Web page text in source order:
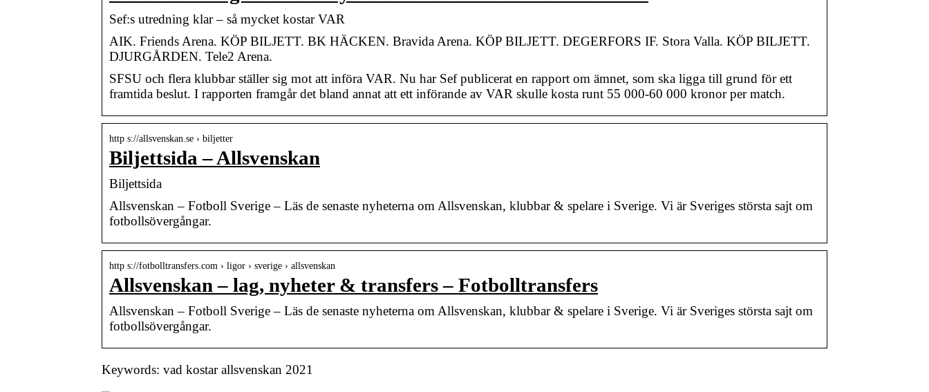
Sef:s utredning klar – så mycket kostar VAR
AIK. Friends Arena. KÖP BILJETT. BK HÄCKEN. Bravida Arena. KÖP BILJETT. DEGERFORS IF. Stora Valla. KÖP BILJETT.
DJURGÅRDEN. Tele2 Arena.
SFSU och flera klubbar ställer sig mot att införa VAR. Nu har Sef publicerat en rapport om ämnet, som ska ligga till grund för ett
framtida beslut. I rapporten framgår det bland annat att ett införande av VAR skulle kosta runt 55 000-60 000 kronor per match.
http s://allsvenskan.se › biljetter
Biljettsida – Allsvenskan
Biljettsida
Allsvenskan – Fotboll Sverige – Läs de senaste nyheterna om Allsvenskan, klubbar & spelare i Sverige. Vi är Sveriges största sajt om
fotbollsövergångar.
http s://fotbolltransfers.com › ligor › sverige › allsvenskan
Allsvenskan – lag, nyheter & transfers – Fotbolltransfers
Allsvenskan – Fotboll Sverige – Läs de senaste nyheterna om Allsvenskan, klubbar & spelare i Sverige. Vi är Sveriges största sajt om
fotbollsövergångar.
Keywords: vad kostar allsvenskan 2021